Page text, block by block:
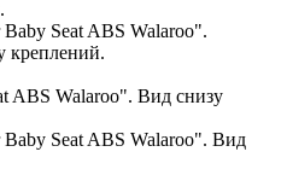
Seat ABS Walaroo".
креплений.
Seat ABS Walaroo". Вид